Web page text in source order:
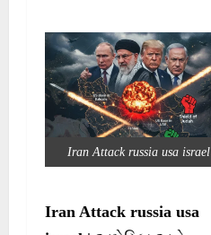
Iran Attack russia usa israel
Iran Attack russia usa